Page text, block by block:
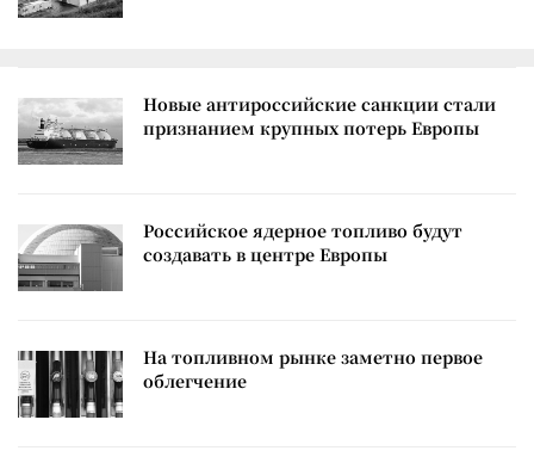
Новые антироссийские санкции стали
признанием крупных потерь Европы
Российское ядерное топливо будут
создавать в центре Европы
На топливном рынке заметно первое
облегчение